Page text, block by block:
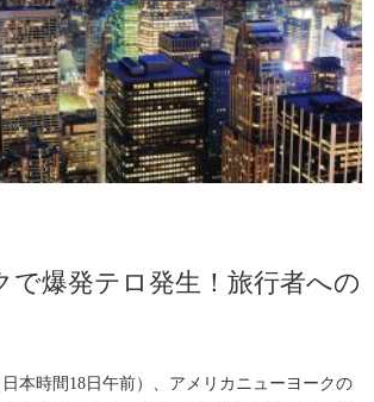
で爆発テロ発生！旅行者への
本時間18日午前）、アメリカニューヨークの